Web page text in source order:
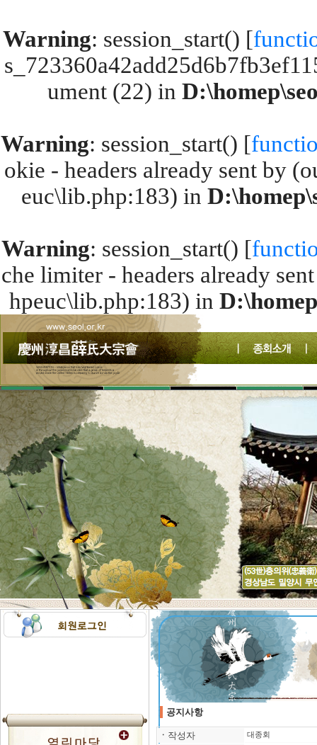
Warning: session_start() [
ument (22) in
Warning: session_start() [
okie - headers already sent by
euc\lib.php:183) in
Warning: session_start() [
che limiter - headers already
hpeuc\lib.php:183) in
공지사항
ㆍ 작성자 대종회